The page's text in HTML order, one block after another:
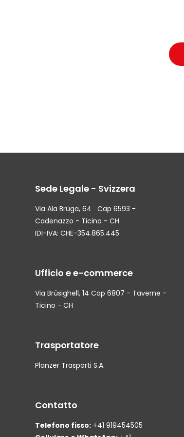
Sede Legale - Svizzera
Via Ala Brüga, 64 Cap 6593 -
Cadenazzo - Ticino - CH
IDI-IVA: CHE-354.865.445
Ufficio e e-commerce
Via Brüsighell, 14 Cap 6807 - Taverne -
Ticino - CH
Trasportatore
Planzer Trasporti S.A.
Contatto
Telefono fisso: +41 919454505